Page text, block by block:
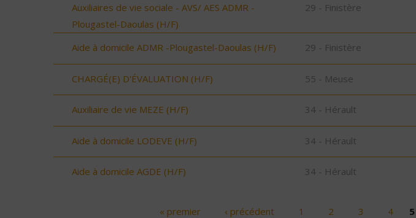
Auxiliaires de vie sociale - AVS/ AES ADMR -
Plougastel-Daoulas (H/F)
29 - Finistère
Aide à domicile ADMR -Plougastel-Daoulas (H/F) 29 - Finistère
CHARGÉ(E) D'ÉVALUATION (H/F) 55 - Meuse
Auxiliaire de vie MEZE (H/F) 34 - Hérault
Aide à domicile LODEVE (H/F) 34 - Hérault
Aide à domicile AGDE (H/F) 34 - Hérault
« premier ‹ précédent 1 2 3 4 5